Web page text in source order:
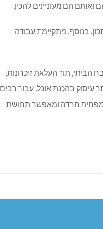
הם מעוניינים להכין.
בנוסף, מתקיימת עבודה
הביתי, תוך העלאת זיכרונות,
עיסוק בהכנת אוכל. עבור רבים
מפחית חרדה ומאפשר תחושת